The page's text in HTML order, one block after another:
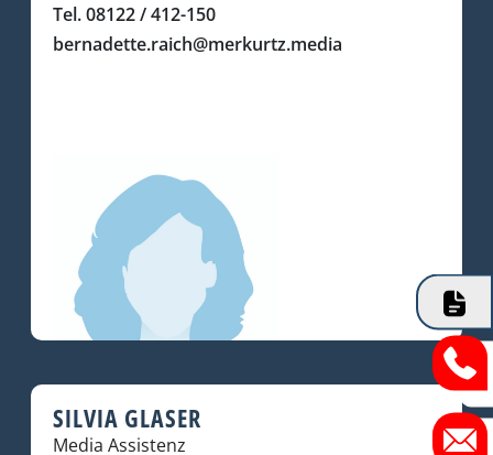
Tel. 08122 / 412-150
bernadette.raich@merkurtz.media
SILVIA GLASER
Media Assistenz